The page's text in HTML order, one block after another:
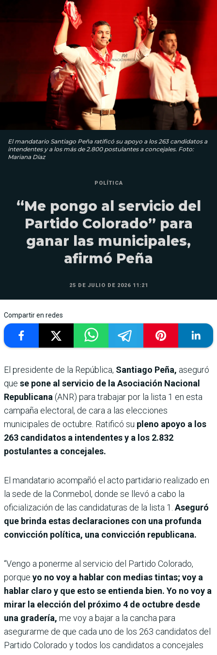
El mandatario Santiago Peña ratificó su apoyo a los 263 candidatos a
intendentes y a los más de 2.800 postulantes a concejales. Foto:
Mariana Díaz
POLÍTICA
“Me pongo al servicio del
Partido Colorado” para
ganar las municipales,
afirmó Peña
25 DE JULIO DE 2026 11:21
Compartir en redes
El presidente de la República, Santiago Peña, aseguró
que se pone al servicio de la Asociación Nacional
Republicana (ANR) para trabajar por la lista 1 en esta
campaña electoral, de cara a las elecciones
municipales de octubre. Ratificó su pleno apoyo a los
263 candidatos a intendentes y a los 2.832
postulantes a concejales.
El mandatario acompañó el acto partidario realizado en
la sede de la Conmebol, donde se llevó a cabo la
oficialización de las candidaturas de la lista 1. Aseguró
que brinda estas declaraciones con una profunda
convicción política, una convicción republicana.
“Vengo a ponerme al servicio del Partido Colorado,
porque yo no voy a hablar con medias tintas; voy a
hablar claro y que esto se entienda bien. Yo no voy a
mirar la elección del próximo 4 de octubre desde
una gradería, me voy a bajar a la cancha para
asegurarme de que cada uno de los 263 candidatos del
Partido Colorado y todos los candidatos a concejales